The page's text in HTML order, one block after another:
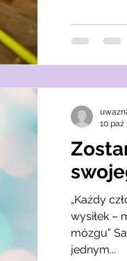
„Każdy
wysiłek –
mózgu”
jednym...
10 paź